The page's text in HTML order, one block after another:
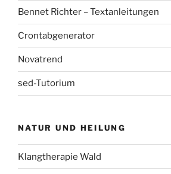
Bennet Richter – Textanleitungen
Crontabgenerator
Novatrend
sed-Tutorium
NATUR UND HEILUNG
Klangtherapie Wald